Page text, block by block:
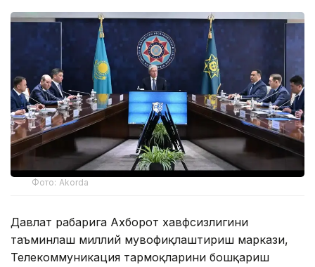
Фото: Akorda
Давлат раҳбарига Ахборот хавфсизлигини
таъминлаш миллий мувофиқлаштириш маркази,
Телекоммуникация тармоқларини бошқариш